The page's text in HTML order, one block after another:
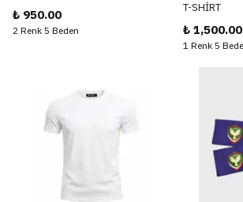
₺ 950.00
2 Renk 5 Beden
T-SHİRT
₺ 1,500.00
1 Renk 5